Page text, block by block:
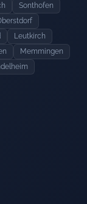
Sonthofen
Leutkirch
Memmingen